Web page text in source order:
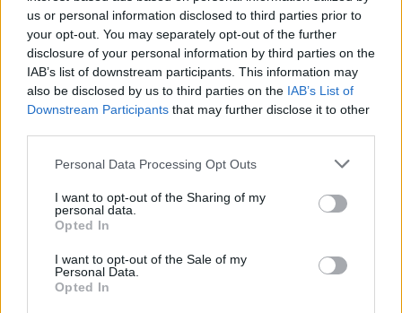
us or personal information disclosed to third parties prior to
your opt-out. You may separately opt-out of the further
disclosure of your personal information by third parties on the
IAB’s list of downstream participants. This information may
also be disclosed by us to third parties on the IAB’s List of
Downstream Participants that may further disclose it to other
Personal Data Processing Opt Outs
I want to opt-out of the Sharing of my
personal data.
Opted In
I want to opt-out of the Sale of my
Personal Data.
Opted In
06.08.2026 - Bosch Powertrain s.r.o. • montážní dělník • mzda 44.700
týdenní zálohy na mzdu 2.000 Kč (Jihlava, okres Jihlava)
06.08.2026 - Bosch Powertrain s.r.o. Jihlava • práce ve skladu • mzda
48.400 Kč • náborový bonus 50.000 Kč • ubytování (Jihlava, okres
... další nabídky zaměstnání
Vybrané články
Prima sport - co nabídne v prvním